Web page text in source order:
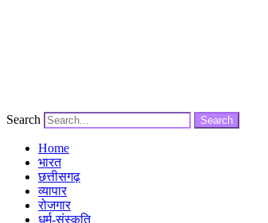
Search Search
Home
भारत
छत्तीसगढ़
व्यापार
रोजगार
धर्म-संस्कृति